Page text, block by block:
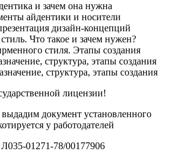
и зачем она нужна
айдентики и носители
дизайн-концепций
Что такое и зачем нужен?
стиля. Этапы создания
структура, этапы создания
структура, этапы создания
лицензии!
документ установленного
у работодателей
01271-78/00177906